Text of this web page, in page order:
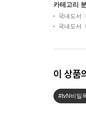
카테고리
국내도서
국내도서
이 상품
#tvN비밀